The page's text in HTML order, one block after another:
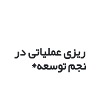
عملیاتی در